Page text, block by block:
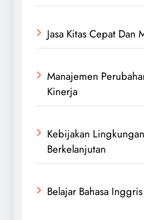
Jasa Kitas Cepat Dan
Manajemen
Kinerja
Kebijakan
Berkelanjutan
Belajar Bahasa